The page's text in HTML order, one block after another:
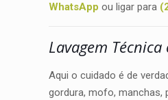
WhatsApp ou ligar para
Lavagem
Aqui o cuidado é de
gordura, mofo, manchas,